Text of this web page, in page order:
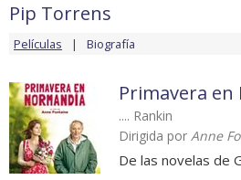
Pip Torrens
Películas Biografía
Primavera
.... Rankin
Dirigida por Anne
De las novelas de